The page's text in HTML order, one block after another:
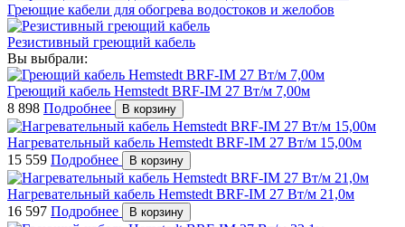
Греющие кабели для обогрева водостоков и желобов
Резистивный греющий кабель
Вы выбрали:
Греющий кабель Hemstedt BRF-IM 27 Вт/м 7,00м
8 898 Подробнее В корзину
Нагревательный кабель Hemstedt BRF-IM 27 Вт/м 15,00м
15 559 Подробнее В корзину
Нагревательный кабель Hemstedt BRF-IM 27 Вт/м 21,0м
16 597 Подробнее В корзину